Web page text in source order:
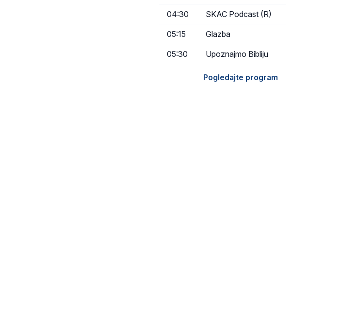
04:30 SKAC Podcast (R)
05:15 Glazba
05:30 Upoznajmo Bibliju
Pogledajte program